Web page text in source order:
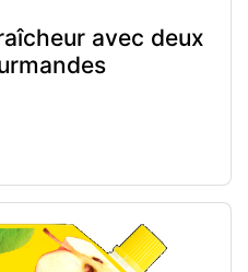
avec deux